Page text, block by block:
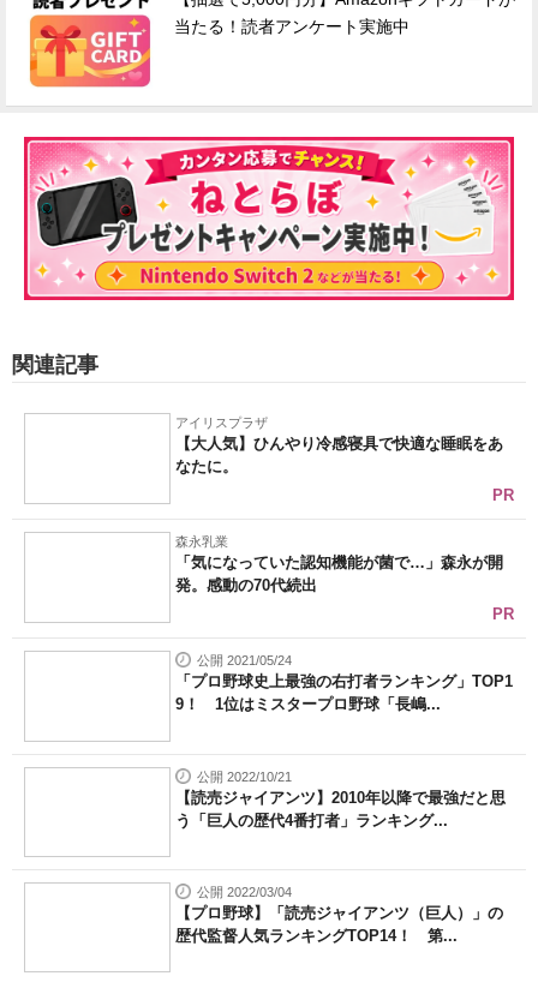
当たる！読者アンケート実施中
関連記事
アイリスプラザ
【大人気】ひんやり冷感寝具で快適な睡眠をあ
なたに。
PR
森永乳業
「気になっていた認知機能が菌で…」森永が開
発。感動の70代続出
PR
公開 2021/05/24
「プロ野球史上最強の右打者ランキング」TOP1
9！ 1位はミスタープロ野球「長嶋...
公開 2022/10/21
【読売ジャイアンツ】2010年以降で最強だと思
う「巨人の歴代4番打者」ランキング...
公開 2022/03/04
【プロ野球】「読売ジャイアンツ（巨人）」の
歴代監督人気ランキングTOP14！ 第...